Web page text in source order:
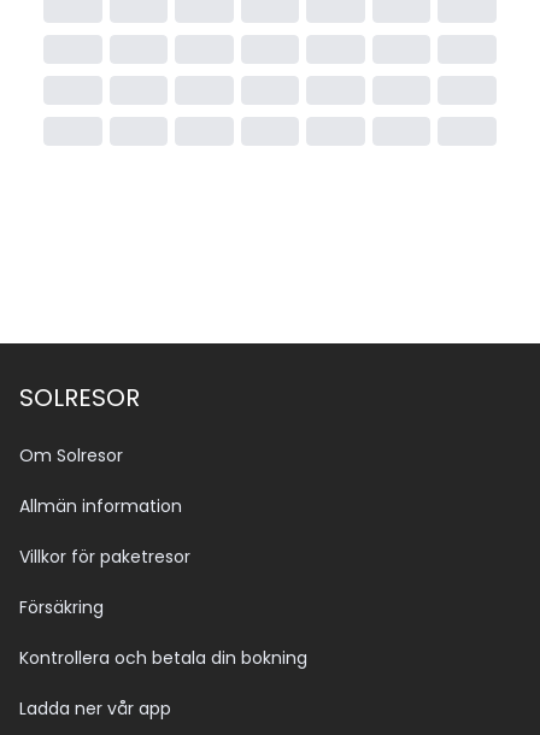
SOLRESOR
Om Solresor
Allmän information
Villkor för paketresor
Försäkring
Kontrollera och betala din bokning
Ladda ner vår app